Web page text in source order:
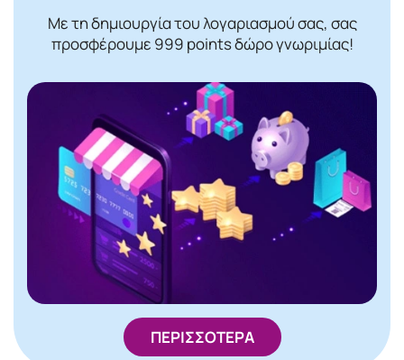
Με τη δημιουργία του λογαριασμού σας, σας
προσφέρουμε 999 points δώρο γνωριμίας!
ΠΕΡΙΣΣΟΤΕΡΑ